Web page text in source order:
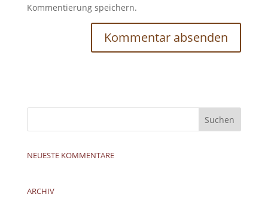
Kommentierung speichern.
NEUESTE KOMMENTARE
ARCHIV